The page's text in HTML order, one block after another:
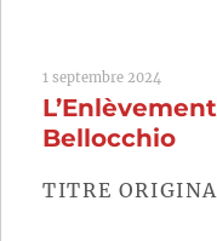
1 septembre 2024
Bellocchio
TITRE